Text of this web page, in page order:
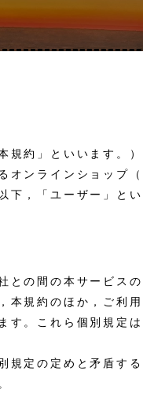
規約」といいます。
オンラインショップ
下，「ユーザー」と
との間の本サービス
本規約のほか，ご利
す。これら個別規定
規定の定めと矛盾す